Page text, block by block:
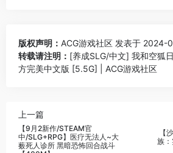
版权声明： ACG游戏社区 发表于 2024-
转载请注明： [养成SLG/中文] 我和空狐
方完美中文版 [5.5G] | ACG游戏社区
上一篇
【9月2新作/STEAM官
中/SLG+RPG】医疗无法人~大
薮死人诊所 黑暗恐怖回合战斗
【
族